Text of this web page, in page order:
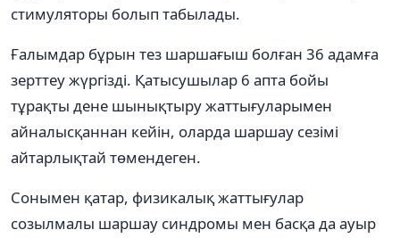
стимуляторы болып табылады.
Ғалымдар бұрын тез шаршағыш болған 36 адамға
зерттеу жүргізді. Қатысушылар 6 апта бойы
тұрақты дене шынықтыру жаттығуларымен
айналысқаннан кейін, оларда шаршау сезімі
айтарлықтай төмендеген.
Сонымен қатар, физикалық жаттығулар
созылмалы шаршау синдромы мен басқа да ауыр